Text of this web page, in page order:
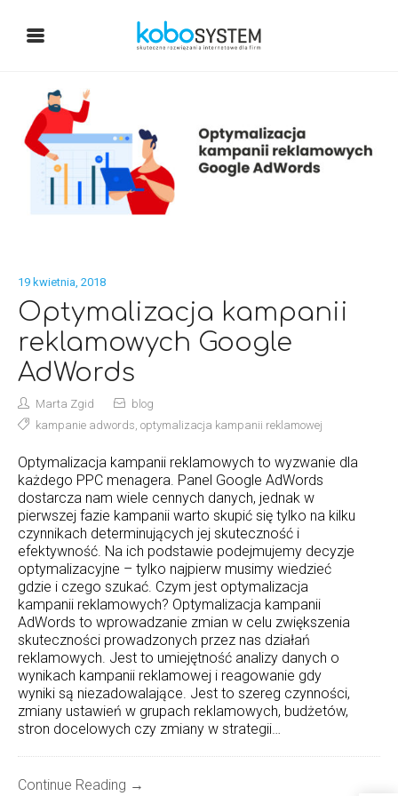
19 kwietnia, 2018
Optymalizacja kampanii
reklamowych Google
AdWords
Marta Zgid
blog
kampanie adwords, optymalizacja kampanii reklamowej
Optymalizacja kampanii reklamowych to wyzwanie dla
każdego PPC menagera. Panel Google AdWords
dostarcza nam wiele cennych danych, jednak w
pierwszej fazie kampanii warto skupić się tylko na kilku
czynnikach determinujących jej skuteczność i
efektywność. Na ich podstawie podejmujemy decyzje
optymalizacyjne – tylko najpierw musimy wiedzieć
gdzie i czego szukać. Czym jest optymalizacja
kampanii reklamowych? Optymalizacja kampanii
AdWords to wprowadzanie zmian w celu zwiększenia
skuteczności prowadzonych przez nas działań
reklamowych. Jest to umiejętność analizy danych o
wynikach kampanii reklamowej i reagowanie gdy
wyniki są niezadowalające. Jest to szereg czynności,
zmiany ustawień w grupach reklamowych, budżetów,
stron docelowych czy zmiany w strategii…
Continue Reading →